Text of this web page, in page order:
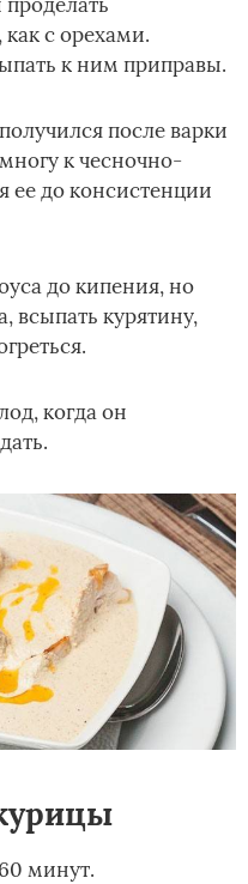
с орехами.
к ним приправы.
после варки
к чесночно-
ее до консистенции
до кипения, но
всыпать курятину,
когда он
минут.